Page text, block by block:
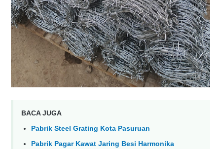
BACA JUGA
Pabrik Steel Grating Kota Pasuruan
Pabrik Pagar Kawat Jaring Besi Harmonika